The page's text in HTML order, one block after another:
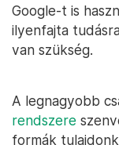
Google-t is
ilyenfajta
van szükség.
A legnagyobb
rendszere
formák